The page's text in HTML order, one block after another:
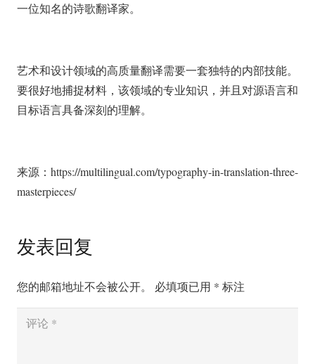
一位知名的诗歌翻译家。
艺术和设计领域的高质量翻译需要一套独特的内部技能。
要很好地捕捉材料，该领域的专业知识，并且对源语言和
目标语言具备深刻的理解。
来源：https://multilingual.com/typography-in-translation-three-
masterpieces/
发表回复
您的邮箱地址不会被公开。 必填项已用 * 标注